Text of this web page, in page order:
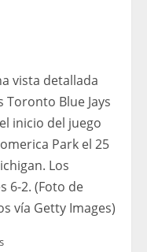
vista detallada
Blue Jays
inicio del juego
Park el 25
Los
6-2. (Foto de
vía Getty Images)